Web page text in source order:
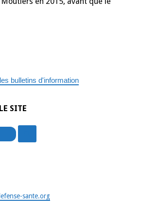
bulletins d'information
SITE
sante.org